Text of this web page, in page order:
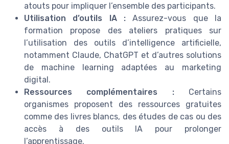
atouts pour impliquer l’ensemble des participants.
Utilisation d’outils IA : Assurez-vous que la
formation propose des ateliers pratiques sur
l’utilisation des outils d’intelligence artificielle,
notamment Claude, ChatGPT et d’autres solutions
de machine learning adaptées au marketing
digital.
Ressources complémentaires :Certains
organismes proposent des ressources gratuites
comme des livres blancs, des études de cas ou des
accès à des outils IA pour prolonger
l’apprentissage.